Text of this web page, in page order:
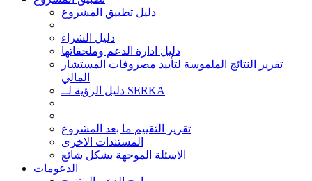
دليل تطبيق المشروع
دليل الشراء
دليل ادارة الدعم وملحقاتها
تقرير النتائج الملموسة لتأييد مصروفات المستشار
المالي
دليل الرؤية لــ SERKA
تقرير التقييم ما بعد المشروع
المستندات الاخرى
الاسئلة الموجهة بشكل شائع
الدعومات